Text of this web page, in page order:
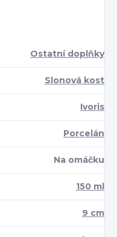
Ostatní doplňky
Slonová kost
Ivoris
Porcelán
Na omáčku
150 ml
9 cm